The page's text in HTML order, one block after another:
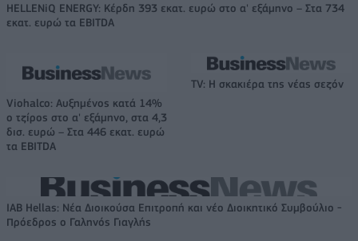
HELLENiQ ENERGY: Κέρδη 393 εκατ. ευρώ στο α' εξάμηνο – Στα 734
εκατ. ευρώ τα EBITDA
Viohalco: Αυξημένος κατά 14%
ο τζίρος στο α' εξάμηνο, στα 4,3
δισ. ευρώ – Στα 446 εκατ. ευρώ
τα EBITDA
TV: Η σκακιέρα της νέας σεζόν
IAB Hellas: Νέα Διοικούσα Επιτροπή και νέο Διοικητικό Συμβούλιο -
Πρόεδρος ο Γαληνός Γιαγλής